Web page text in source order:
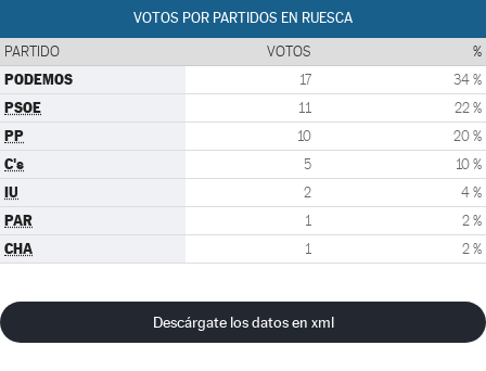
VOTOS POR PARTIDOS EN RUESCA
PARTIDO VOTOS %
PODEMOS 17 34 %
PSOE 11 22 %
PP 10 20 %
C's 5 10 %
IU 2 4 %
PAR 1 2 %
CHA 1 2 %
Descárgate los datos en xml